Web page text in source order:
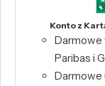
Konto z
Darmowe
Paribas i
Darmowe